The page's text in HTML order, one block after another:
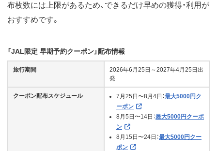
布枚数には上限があるため、できるだけ早めの獲得・利用が
おすすめです。
「JAL限定 早期予約クーポン」配布情報
旅行期間
2026年6月25日～2027年4月25日出
発
クーポン配布スケジュール 7月25日〜8月4日：最大5000円ク
ーポン
8月5日〜14日：最大5000円クーポ
ン
8月15日〜24日：最大5000円クー
ポン